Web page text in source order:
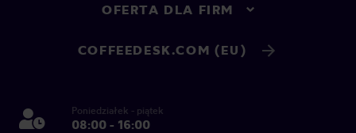
OFERTA DLA FIRM
COFFEEDESK.COM (EU)
Poniedziałek - piątek
08:00 - 16:00